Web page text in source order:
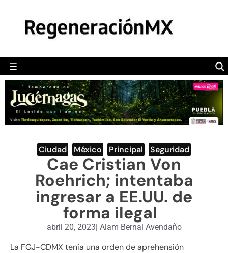
☰
POLÍTICA
CAMALEÓN
OPINIÓN
DEPORTES
ENGLISH SECTION
VIDEOS
Ciudad México Principal Seguridad
Cae Cristian Von
Roehrich; intentaba
ingresar a EE.UU. de
forma ilegal
abril 20, 2023| Alam Bernal Avendaño
La FGJ-CDMX tenía una orden de aprehensión